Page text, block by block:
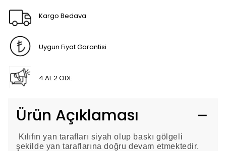
Kargo Bedava
Uygun Fiyat Garantisi
4 AL 2 ÖDE
Ürün Açıklaması
Kılıfın yan tarafları siyah olup baskı gölgeli
şekilde yan taraflarına doğru devam etmektedir.